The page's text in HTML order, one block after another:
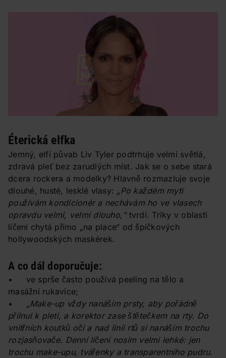
Éterická elfka
Jemný, elfí půvab Liv Tyler podtrhuje velmi světlá,
zdravá pleť bez zarudlých míst. Jak se o sebe stará
dcera rockera a modelky? Hlavně rozmazluje svoje
dlouhé, husté, lesklé vlasy: „Po každém mytí
používám kondicionér a nechávám ho ve vlasech
opravdu velmi, velmi dlouho,“tvrdí. Triky v oblasti
líčení chytá přímo „na place“ od špičkových
hollywoodských maskérek.
A co dál doporučuje:
• ve sprše často používá peeling na tělo a
masážní rukavice;
•
„Make-up vždy nanáším prsty, aby pořádně
přilnul k pleti, a korektor zase štětečkem na rty. Do
vnitřních koutků očí a nad linii rtů si nanáším trochu
rozjasňovače. Denní líčení nosím velmi lehké: jen
trochu make-upu, tvářenky a transparentního pudru.